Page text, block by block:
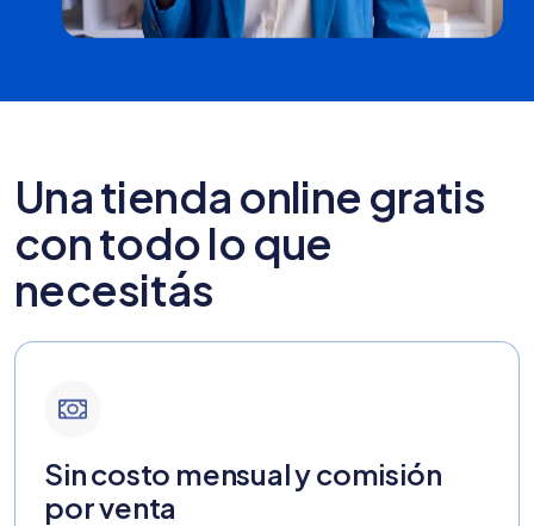
Una tienda online gratis
con todo lo que
necesitás
Sin costo mensual y comisión
por venta